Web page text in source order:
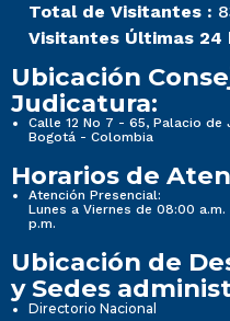
Total de Visitantes :
Visitantes Últimas 24
Ubicación
Judicatura:
Calle 12 No 7 - 65, Palacio de
Bogotá - Colombia
Horarios de
Atención Presencial:
Lunes a Viernes de 08:00
p.m.
Ubicación de
y Sedes
Directorio Nacional